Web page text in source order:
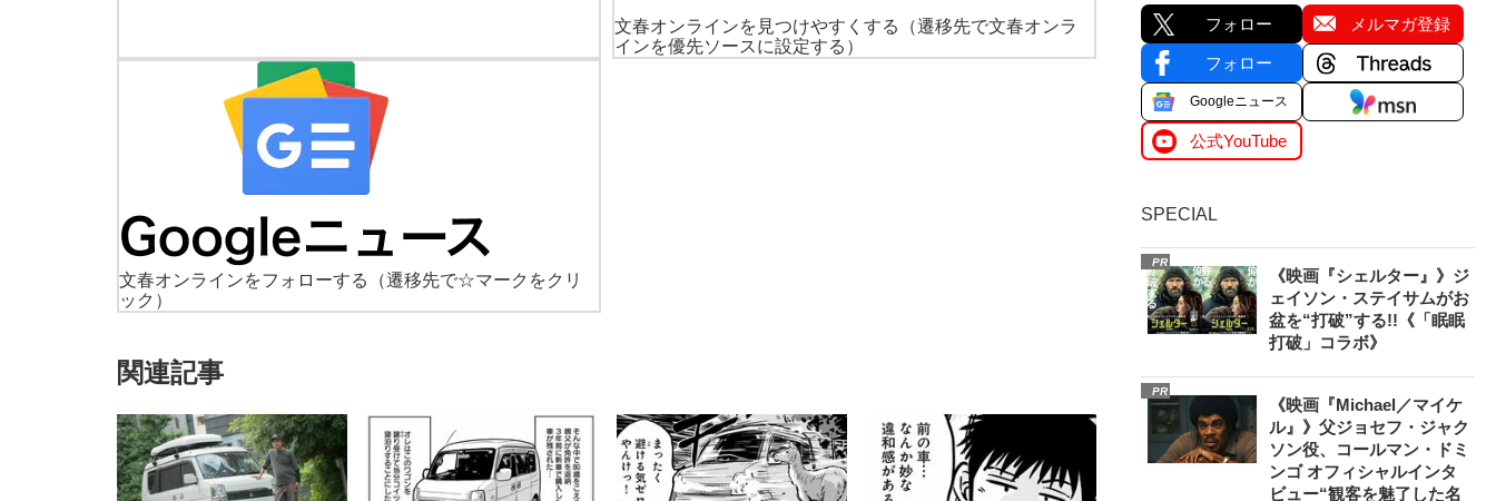
文春オンラインを見つけやすくする
（遷移先で文春オンラ
インを優先ソースに設定する）
文春オンラインをフォローする
（遷移先で☆マークをクリ
ック）
関連記事
フォロー メルマガ登録
フォロー
Googleニュース
公式YouTube
SPECIAL
PR
《映画『シェルター』》ジ
ェイソン・ステイサムがお
盆を“打破”する!!《「眠眠
打破」コラボ》
PR
《映画『Michael／マイケ
ル』》父ジョセフ・ジャク
ソン役、コールマン・ドミ
ンゴ オフィシャルインタ
ビュー“観客を魅了した名